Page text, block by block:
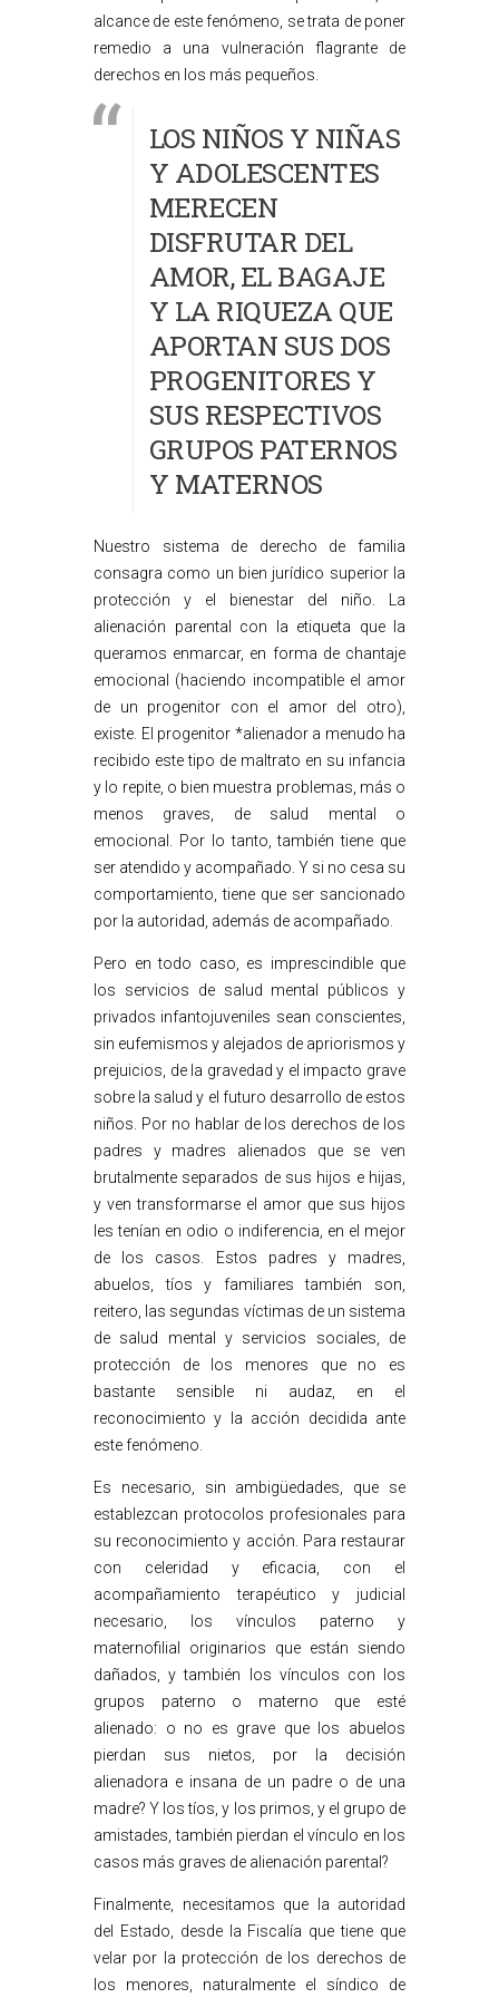
alcance de este fenómeno, se trata de poner
remedio a una vulneración flagrante de
derechos en los más pequeños.
LOS NIÑOS Y NIÑAS
Y ADOLESCENTES
MERECEN
DISFRUTAR DEL
AMOR, EL BAGAJE
Y LA RIQUEZA QUE
APORTAN SUS DOS
PROGENITORES Y
SUS RESPECTIVOS
GRUPOS PATERNOS
Y MATERNOS
Nuestro sistema de derecho de familia
consagra como un bien jurídico superior la
protección y el bienestar del niño. La
alienación parental con la etiqueta que la
queramos enmarcar, en forma de chantaje
emocional (haciendo incompatible el amor
de un progenitor con el amor del otro),
existe. El progenitor *alienador a menudo ha
recibido este tipo de maltrato en su infancia
y lo repite, o bien muestra problemas, más o
menos graves, de salud mental o
emocional. Por lo tanto, también tiene que
ser atendido y acompañado. Y si no cesa su
comportamiento, tiene que ser sancionado
por la autoridad, además de acompañado.
Pero en todo caso, es imprescindible que
los servicios de salud mental públicos y
privados infantojuveniles sean conscientes,
sin eufemismos y alejados de apriorismos y
prejuicios, de la gravedad y el impacto grave
sobre la salud y el futuro desarrollo de estos
niños. Por no hablar de los derechos de los
padres y madres alienados que se ven
brutalmente separados de sus hijos e hijas,
y ven transformarse el amor que sus hijos
les tenían en odio o indiferencia, en el mejor
de los casos. Estos padres y madres,
abuelos, tíos y familiares también son,
reitero, las segundas víctimas de un sistema
de salud mental y servicios sociales, de
protección de los menores que no es
bastante sensible ni audaz, en el
reconocimiento y la acción decidida ante
este fenómeno.
Es necesario, sin ambigüedades, que se
establezcan protocolos profesionales para
su reconocimiento y acción. Para restaurar
con celeridad y eficacia, con el
acompañamiento terapéutico y judicial
necesario, los vínculos paterno y
maternofilial originarios que están siendo
dañados, y también los vínculos con los
grupos paterno o materno que esté
alienado: o no es grave que los abuelos
pierdan sus nietos, por la decisión
alienadora e insana de un padre o de una
madre? Y los tíos, y los primos, y el grupo de
amistades, también pierdan el vínculo en los
casos más graves de alienación parental?
Finalmente, necesitamos que la autoridad
del Estado, desde la Fiscalía que tiene que
velar por la protección de los derechos de
los menores, naturalmente el síndico de